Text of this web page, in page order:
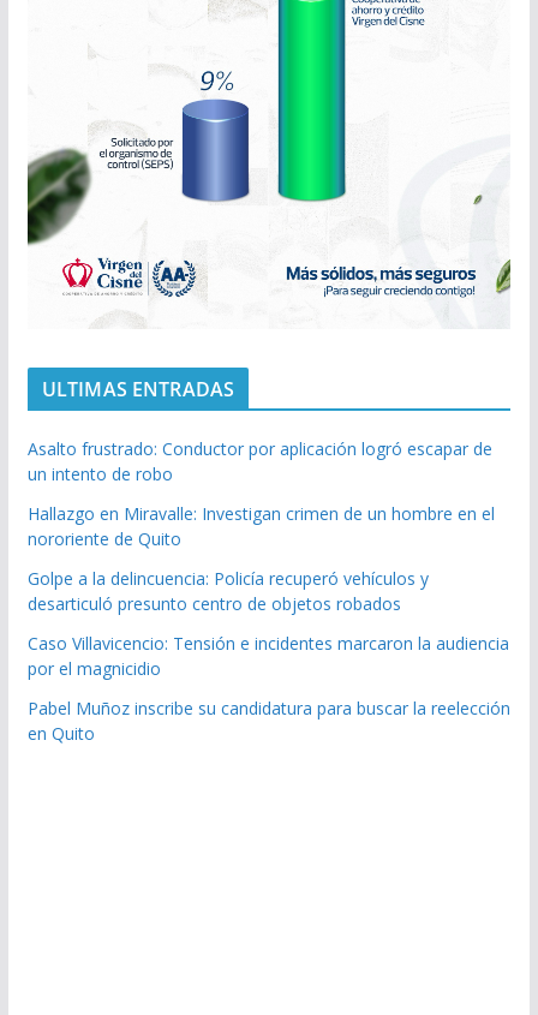
ULTIMAS ENTRADAS
Asalto frustrado: Conductor por aplicación logró escapar de
un intento de robo
Hallazgo en Miravalle: Investigan crimen de un hombre en el
nororiente de Quito
Golpe a la delincuencia: Policía recuperó vehículos y
desarticuló presunto centro de objetos robados
Caso Villavicencio: Tensión e incidentes marcaron la audiencia
por el magnicidio
Pabel Muñoz inscribe su candidatura para buscar la reelección
en Quito